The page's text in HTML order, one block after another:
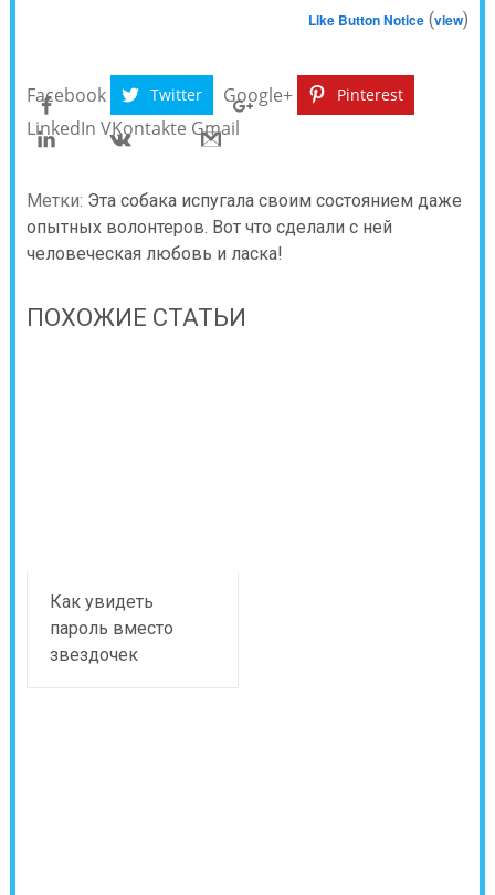
Like Button Notice (view)
Facebook Twitter Google+ Pinterest
LinkedIn VKontakte Gmail
Метки: Эта собака испугала своим состоянием даже
опытных волонтеров. Вот что сделали с ней
человеческая любовь и ласка!
ПОХОЖИЕ СТАТЬИ
Как увидеть
пароль вместо
звездочек